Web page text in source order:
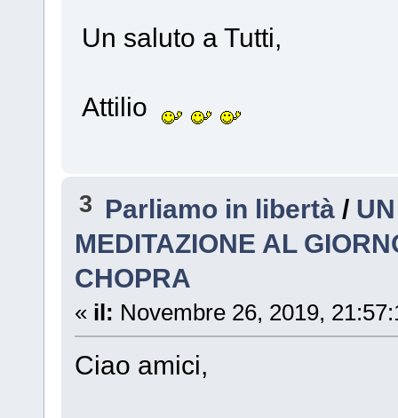
Un saluto a Tutti,
Attilio
3 Parliamo in libertà /
MEDITAZIONE AL
CHOPRA
« il: Novembre 26, 2019,
Ciao amici,